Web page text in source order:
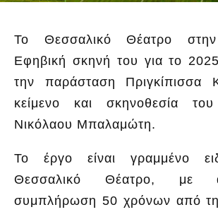
Το Θεσσαλικό Θέατρο
Εφηβική σκηνή του για το
την παράσταση Πριγκίπισσα
κείμενο και σκηνοθεσία
Νικόλαου Μπαλαμώτη.
Το έργο είναι γραμμένο
Θεσσαλικό Θέατρο, με
συμπλήρωση 50 χρόνων από